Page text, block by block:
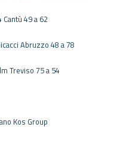
49 a 62
Abruzzo 48 a 78
Treviso 75 a 54
Kos Group